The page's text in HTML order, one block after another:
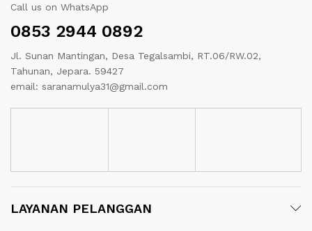
Call us on WhatsApp
0853 2944 0892
Jl. Sunan Mantingan, Desa Tegalsambi, RT.06/RW.02,
Tahunan, Jepara. 59427
email: saranamulya31@gmail.com
LAYANAN PELANGGAN